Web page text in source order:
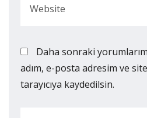
Daha sonraki
adım, e-posta adresim ve
tarayıcıya kaydedilsin.